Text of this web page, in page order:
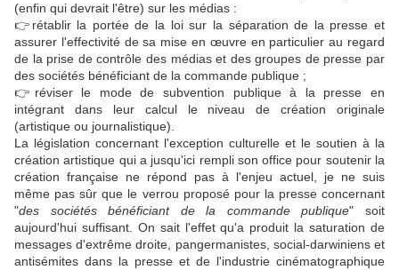
(enfin qui devrait l'être) sur les médias :
👉rétablir la portée de la loi sur la séparation de la presse et
assurer l'effectivité de sa mise en œuvre en particulier au regard
de la prise de contrôle des médias et des groupes de presse par
des sociétés bénéficiant de la commande publique ;
👉réviser le mode de subvention publique à la presse en
intégrant dans leur calcul le niveau de création originale
(artistique ou journalistique).
La législation concernant l'exception culturelle et le soutien à la
création artistique qui a jusqu'ici rempli son office pour soutenir la
création française ne répond pas à l'enjeu actuel, je ne suis
même pas sûr que le verrou proposé pour la presse concernant
"des sociétés bénéficiant de la commande publique" soit
aujourd'hui suffisant. On sait l'effet qu'a produit la saturation de
messages d'extrême droite, pangermanistes, social-darwiniens et
antisémites dans la presse et de l'industrie cinématographique